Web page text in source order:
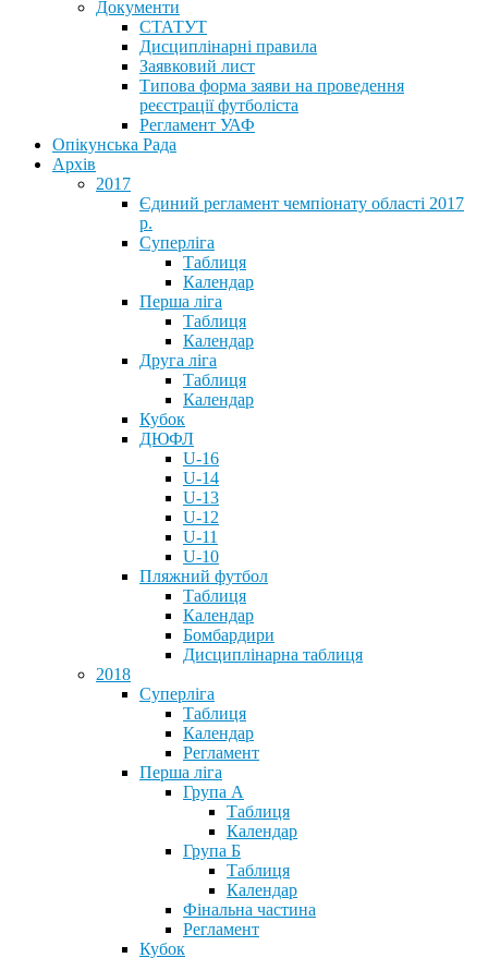
Документи
СТАТУТ
Дисциплінарні правила
Заявковий лист
Типова форма заяви на проведення
реєстрації футболіста
Регламент УАФ
Опікунська Рада
Архів
2017
Єдиний регламент чемпіонату області 2017
р.
Суперліга
Таблиця
Календар
Перша ліга
Таблиця
Календар
Друга ліга
Таблиця
Календар
Кубок
ДЮФЛ
U-16
U-14
U-13
U-12
U-11
U-10
Пляжний футбол
Таблиця
Календар
Бомбардири
Дисциплінарна таблиця
2018
Суперліга
Таблиця
Календар
Регламент
Перша ліга
Група А
Таблиця
Календар
Група Б
Таблиця
Календар
Фінальна частина
Регламент
Кубок